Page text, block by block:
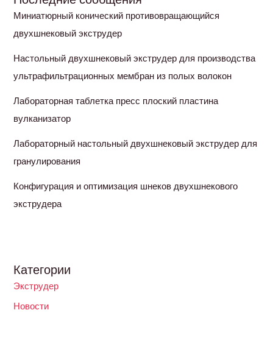
Миниатюрный конический противовращающийся
двухшнековый экструдер
Настольный двухшнековый экструдер для производства
ультрафильтрационных мембран из полых волокон
Лабораторная таблетка пресс плоский пластина
вулканизатор
Лабораторный настольный двухшнековый экструдер для
гранулирования
Конфигурация и оптимизация шнеков двухшнекового
экструдера
Категории
Экструдер
Новости